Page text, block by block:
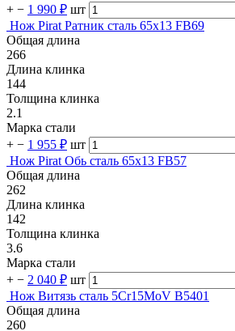
+ − 1 990 ₽ шт
Нож Pirat Ратник сталь 65х13 FB69
Общая длина
266
Длина клинка
144
Толщина клинка
2.1
Марка стали
+ − 1 955 ₽ шт
Нож Pirat Обь сталь 65х13 FB57
Общая длина
262
Длина клинка
142
Толщина клинка
3.6
Марка стали
+ − 2 040 ₽ шт
Нож Витязь сталь 5Cr15MoV B5401
Общая длина
260